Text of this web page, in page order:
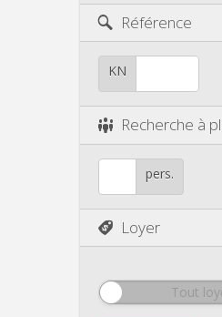
Référence
KN
Recherche à
pers.
Loyer
Tout